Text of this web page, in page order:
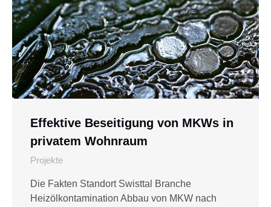
Effektive Beseitigung von MKWs in
privatem Wohnraum
Projekte
Die Fakten Standort Swisttal Branche
Heizölkontamination Abbau von MKW nach